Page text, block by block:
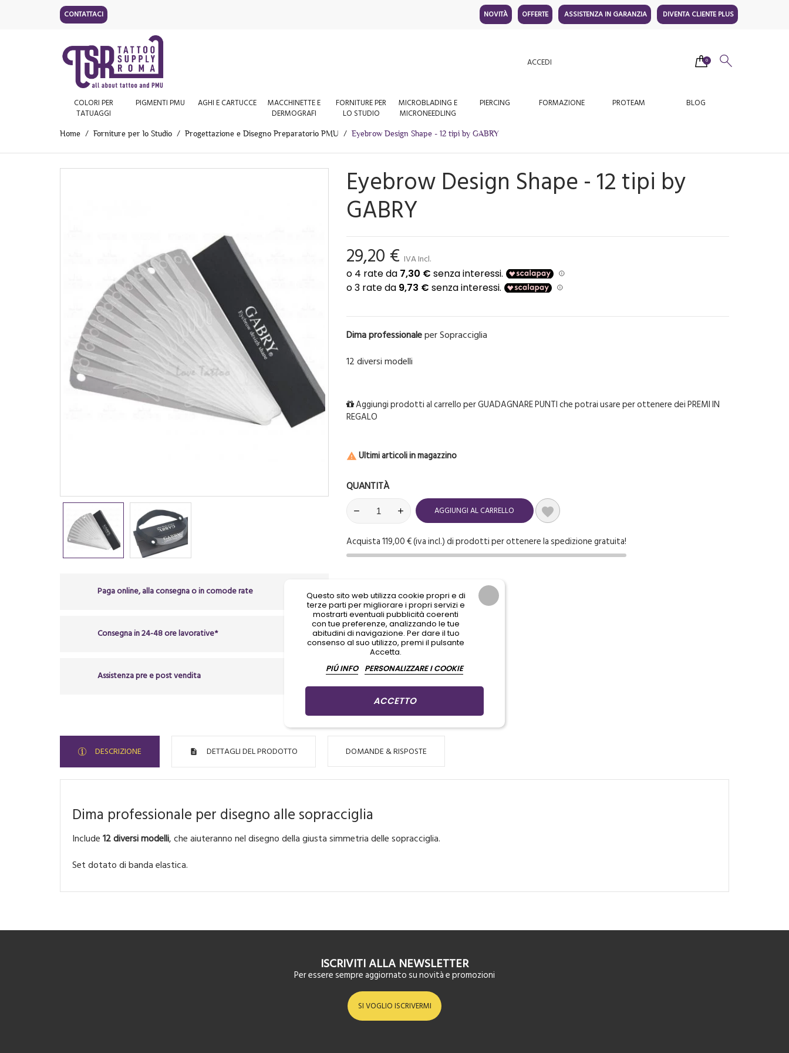
CONTATTACI NOVITÀ OFFERTE ASSISTENZA IN GARANZIA DIVENTA CLIENTE PLUS
ACCEDI 0
COLORI PER
TATUAGGI
PIGMENTI PMU AGHI E CARTUCCE
MACCHINETTE E
DERMOGRAFI
FORNITURE PER
LO STUDIO
MICROBLADING E
MICRONEEDLING
PIERCING FORMAZIONE PROTEAM BLOG
Home Forniture per lo Studio Progettazione e Disegno Preparatorio PMU Eyebrow Design Shape - 12 tipi by GABRY
Paga online, alla consegna o in comode rate
Consegna in 24-48 ore lavorative*
Assistenza pre e post vendita
Eyebrow Design Shape - 12 tipi by
GABRY
29,20 € IVA Incl.
Dima professionaleper Sopracciglia
12 diversi modelli
Aggiungi prodotti al carrello per GUADAGNARE PUNTI che potrai usare per ottenere dei PREMI IN
REGALO
 Ultimi articoli in magazzino
QUANTITÀ
AGGIUNGI AL CARRELLO 
Acquista 119,00 € (iva incl.) di prodotti per ottenere la spedizione gratuita!
DESCRIZIONE DETTAGLI DEL PRODOTTO DOMANDE & RISPOSTE
Dima professionale per disegno alle sopracciglia
Include12 diversi modelli, che aiuteranno nel disegno della giusta simmetria delle sopracciglia.
Set dotato di banda elastica.
ISCRIVITI ALLA NEWSLETTER
Per essere sempre aggiornato su novità e promozioni
SI VOGLIO ISCRIVERMI
Questo sito web utilizza cookie propri e di
terze parti per migliorare i propri servizi e
mostrarti eventuali pubblicità coerenti
con tue preferenze, analizzando le tue
abitudini di navigazione. Per dare il tuo
consenso al suo utilizzo, premi il pulsante
Accetta.
PIÚ INFO
PERSONALIZZARE I COOKIE
ACCETTO